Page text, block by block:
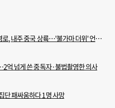
[속보] 제13호 태풍 돌핀 경로, 내주 중국 상륙…'불가마 더위' 언제까지
억 넘게 쓴 중독자·불법촬영한 의사
단 패싸움하다 1명 사망